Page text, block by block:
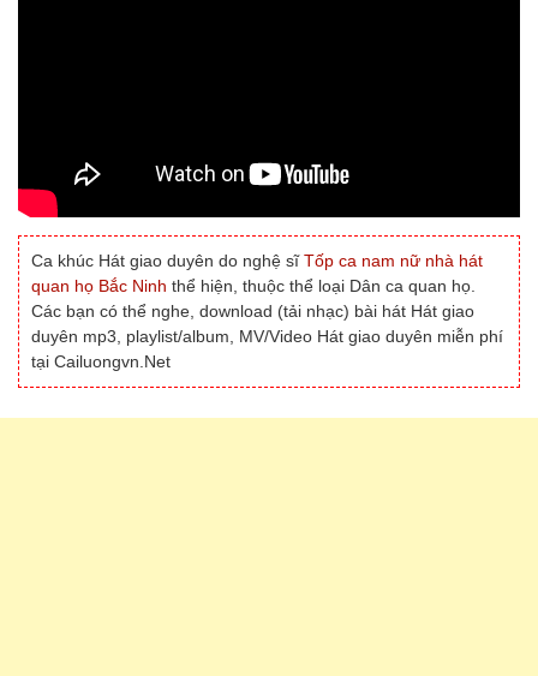
Ca khúc Hát giao duyên do nghệ sĩTốp ca nam nữ nhà hát
quan họ Bắc Ninh thể hiện, thuộc thể loại Dân ca quan họ.
Các bạn có thể nghe, download (tải nhạc) bài hát Hát giao
duyên mp3, playlist/album, MV/Video Hát giao duyên miễn phí
tại Cailuongvn.Net